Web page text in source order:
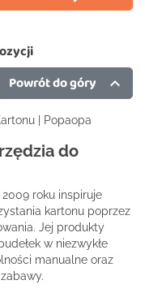
Powrót do góry

| Popaopa
do
roku inspiruje
kartonu poprzez
Jej produkty
w niezwykłe
manualne oraz